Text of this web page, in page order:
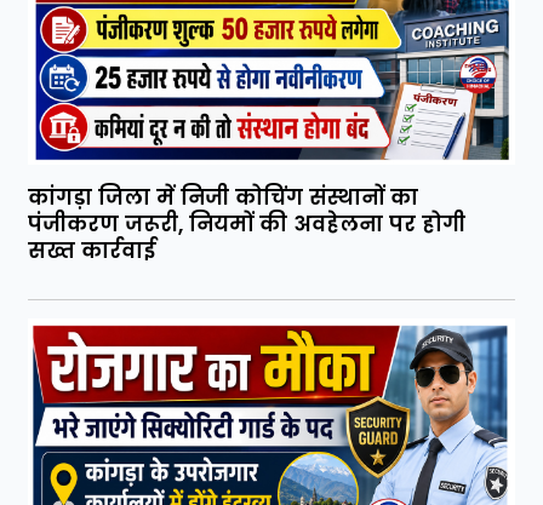
कांगड़ा जिला में निजी कोचिंग संस्थानों का
पंजीकरण जरूरी, नियमों की अवहेलना पर होगी
सख्त कार्रवाई